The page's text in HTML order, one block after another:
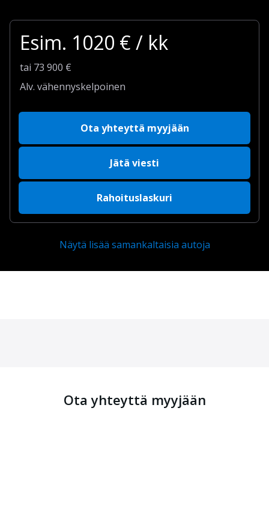
Esim. 1020 € / kk
tai 73 900 €
Alv. vähennyskelpoinen
Ota yhteyttä myyjään
Jätä viesti
Rahoituslaskuri
Näytä lisää samankaltaisia autoja
Ota yhteyttä myyjään